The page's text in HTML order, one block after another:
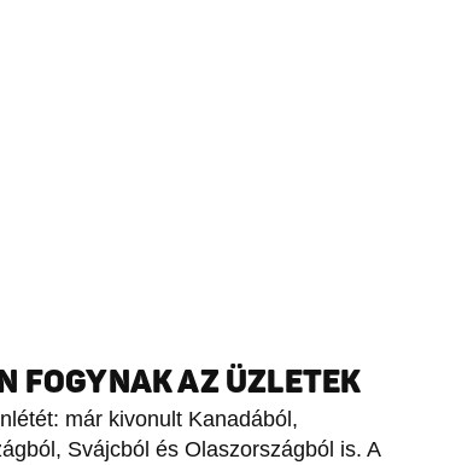
FOGYNAK AZ ÜZLETEK
már kivonult Kanadából,
Svájcból és Olaszországból is. A